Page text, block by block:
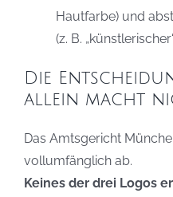
Hautfarbe) und
(z. B.
Die
allein macht
Das Amtsgericht
vollumfänglich ab.
Keines der drei Logos